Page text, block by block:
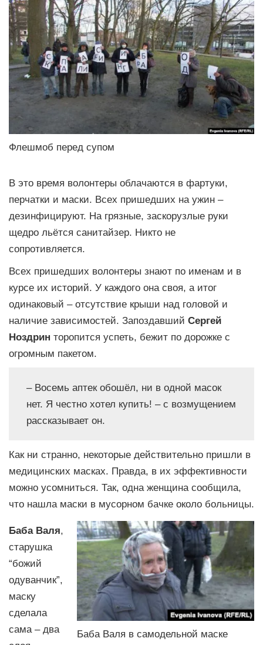
Флешмоб перед супом
В это время волонтеры облачаются в фартуки,
перчатки и маски. Всех пришедших на ужин –
дезинфицируют. На грязные, заскорузлые руки
щедро льётся санитайзер. Никто не
сопротивляется.
Всех пришедших волонтеры знают по именам и в
курсе их историй. У каждого она своя, а итог
одинаковый – отсутствие крыши над головой и
наличие зависимостей. Запоздавший Сергей
Ноздрин торопится успеть, бежит по дорожке с
огромным пакетом.
– Восемь аптек обошёл, ни в одной масок
нет. Я честно хотел купить! – с возмущением
рассказывает он.
Как ни странно, некоторые действительно пришли в
медицинских масках. Правда, в их эффективности
можно усомниться. Так, одна женщина сообщила,
что нашла маски в мусорном бачке около больницы.
Баба Валя в самодельной маске
Баба Валя,
старушка
“божий
одуванчик”,
маску
сделала
сама – два